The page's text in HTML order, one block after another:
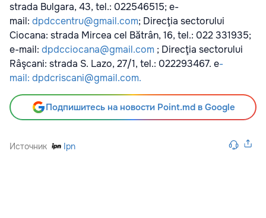
strada Bulgara, 43, tel.: 022546515; e-
mail: dpdccentru@gmail.com; Direcţia sectorului
Ciocana: strada Mircea cel Bătrân, 16, tel.: 022 331935;
e-mail: dpdcciocana@gmail.com ; Direcţia sectorului
Râşcani: strada S. Lazo, 27/1, tel.: 022293467. e-
mail: dpdcriscani@gmail.com.
Подпишитесь на новости Point.md в Google
Источник Ipn